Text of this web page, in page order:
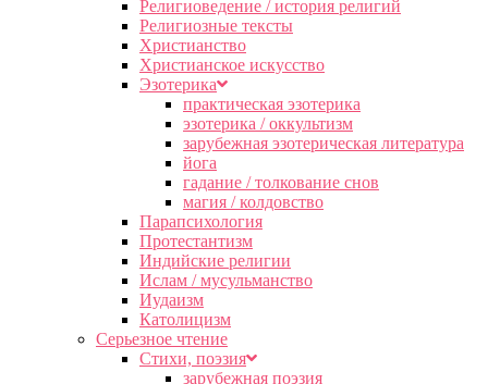
Религиоведение / история религий
Религиозные тексты
Христианство
Христианское искусство
Эзотерика
практическая эзотерика
эзотерика / оккультизм
зарубежная эзотерическая литература
йога
гадание / толкование снов
магия / колдовство
Парапсихология
Протестантизм
Индийские религии
Ислам / мусульманство
Иудаизм
Католицизм
Серьезное чтение
Cтихи, поэзия
зарубежная поэзия